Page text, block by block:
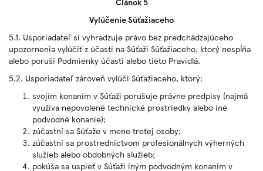
Vylúčenie Súťažiaceho
5.1. Usporiadateľ si vyhradzuje právo bez predchádzajúceho
upozornenia vylúčiť z účasti na Súťaži Súťažiaceho, ktorý nespĺňa
alebo poruší Podmienky účasti alebo tieto Pravidlá.
5.2. Usporiadateľ zároveň vylúči Súťažiaceho, ktorý:
svojím konaním v Súťaži porušuje právne predpisy (najmä
využíva nepovolené technické prostriedky alebo iné
podvodné konanie);
zúčastní sa Súťaže v mene tretej osoby;
zúčastní sa prostredníctvom profesionálnych výherných
služieb alebo obdobných služieb;
pokúša sa uspieť v Súťaži iným podvodným konaním v